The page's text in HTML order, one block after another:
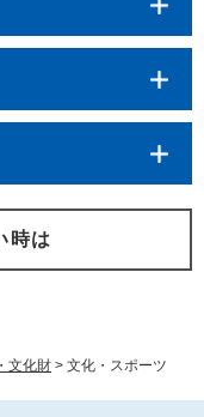
文化財 > 文化・スポーツ
時は